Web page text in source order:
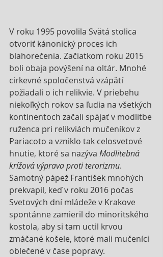
V roku 1995 povolila Svätá stolica
otvoriť kánonický proces ich
blahorečenia. Začiatkom roku 2015
boli obaja povýšení na oltár. Mnohé
cirkevné spoločenstvá vzápätí
požiadali o ich relikvie. V priebehu
niekoľkých rokov sa ľudia na všetkých
kontinentoch začali spájať v modlitbe
ruženca pri relikviách mučeníkov z
Pariacoto a vzniklo tak celosvetové
hnutie, ktoré sa nazýva Modlitebná
krížová výprava proti terorizmu.
Samotný pápež František mnohých
prekvapil, keď v roku 2016 počas
Svetových dní mládeže v Krakove
spontánne zamieril do minoritského
kostola, aby si tam uctil krvou
zmáčané košele, ktoré mali mučeníci
oblečené v čase popravy.